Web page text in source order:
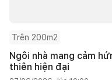
Trên 200m2
Ngôi nhà mang cảm
thiên hiện đại